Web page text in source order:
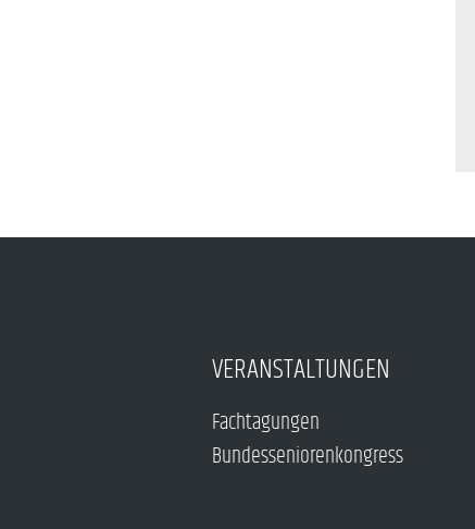
VERANSTALTUNGEN
Fachtagungen
Bundesseniorenkongress